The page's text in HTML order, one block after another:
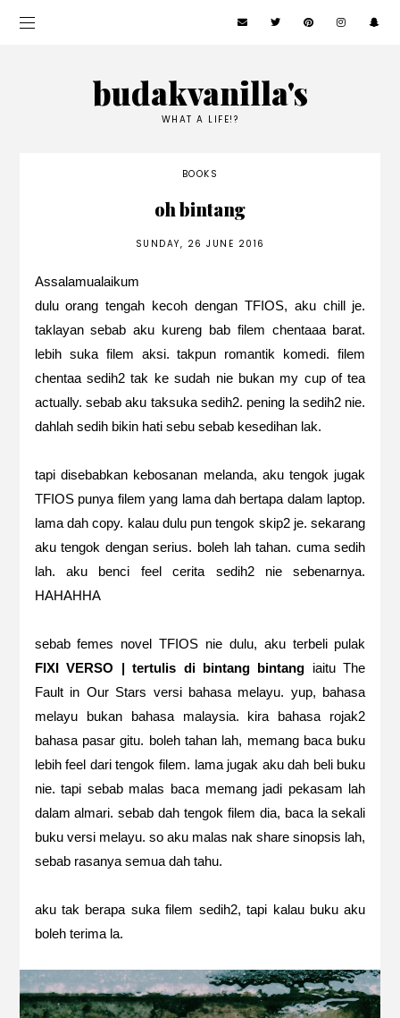
budakvanilla's
WHAT A LIFE!?
BOOKS
oh bintang
SUNDAY, 26 JUNE 2016
Assalamualaikum
dulu orang tengah kecoh dengan TFIOS, aku chill je.
taklayan sebab aku kureng bab filem chentaaa barat.
lebih suka filem aksi. takpun romantik komedi. filem
chentaa sedih2 tak ke sudah nie bukan my cup of tea
actually. sebab aku taksuka sedih2. pening la sedih2 nie.
dahlah sedih bikin hati sebu sebab kesedihan lak.
tapi disebabkan kebosanan melanda, aku tengok jugak
TFIOS punya filem yang lama dah bertapa dalam laptop.
lama dah copy. kalau dulu pun tengok skip2 je. sekarang
aku tengok dengan serius. boleh lah tahan. cuma sedih
lah. aku benci feel cerita sedih2 nie sebenarnya.
HAHAHHA
sebab femes novel TFIOS nie dulu, aku terbeli pulak
FIXI VERSO | tertulis di bintang bintang iaitu The
Fault in Our Stars versi bahasa melayu. yup, bahasa
melayu bukan bahasa malaysia. kira bahasa rojak2
bahasa pasar gitu. boleh tahan lah, memang baca buku
lebih feel dari tengok filem. lama jugak aku dah beli buku
nie. tapi sebab malas baca memang jadi pekasam lah
dalam almari. sebab dah tengok filem dia, baca la sekali
buku versi melayu. so aku malas nak share sinopsis lah,
sebab rasanya semua dah tahu.
aku tak berapa suka filem sedih2, tapi kalau buku aku
boleh terima la.